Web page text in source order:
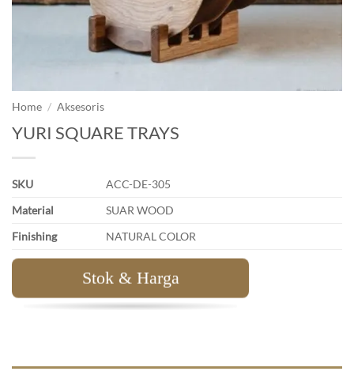
Home / Aksesoris
YURI SQUARE TRAYS
SKU
ACC-DE-305
Material
SUAR WOOD
Finishing
NATURAL COLOR
Stok & Harga